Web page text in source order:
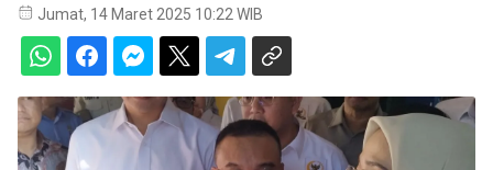
Jumat, 14 Maret 2025 10:22 WIB